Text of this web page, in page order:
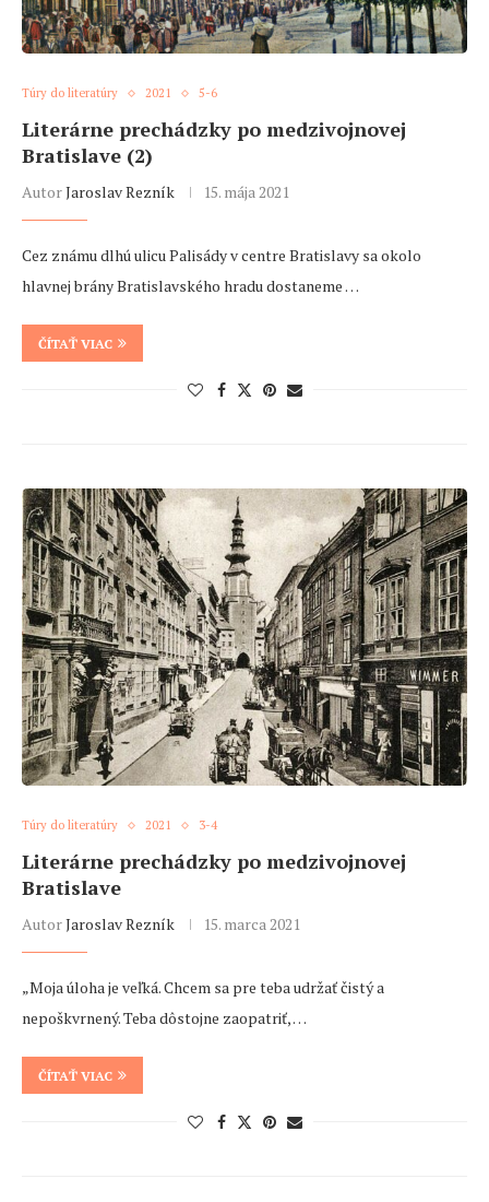
Túry do literatúry 2021 5-6
Literárne prechádzky po medzivojnovej
Bratislave (2)
AutorJaroslav Rezník 15. mája 2021
Cez známu dlhú ulicu Palisády v centre Bratislavy sa okolo
hlavnej brány Bratislavského hradu dostaneme …
ČÍTAŤ VIAC
Túry do literatúry 2021 3-4
Literárne prechádzky po medzivojnovej
Bratislave
AutorJaroslav Rezník 15. marca 2021
„Moja úloha je veľká. Chcem sa pre teba udržať čistý a
nepoškvrnený. Teba dôstojne zaopatriť, …
ČÍTAŤ VIAC